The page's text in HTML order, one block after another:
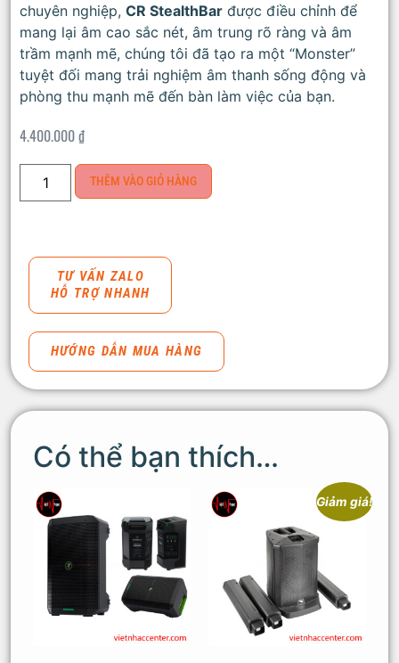
chuyên nghiệp, CR StealthBar được điều chỉnh để
mang lại âm cao sắc nét, âm trung rõ ràng và âm
trầm mạnh mẽ, chúng tôi đã tạo ra một “Monster”
tuyệt đối mang trải nghiệm âm thanh sống động và
phòng thu mạnh mẽ đến bàn làm việc của bạn.
4.400.000₫
THÊM VÀO GIỎ HÀNG
TƯ VẤN ZALO
HỖ TRỢ NHANH
HƯỚNG DẪN MUA HÀNG
Có thể bạn thích…
Giảm giá!